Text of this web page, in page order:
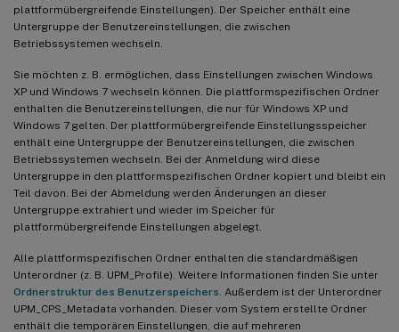
plattformübergreifende Einstellungen). Der Speicher enthält eine
Untergruppe der Benutzereinstellungen, die zwischen
Betriebssystemen wechseln.
Sie möchten z. B. ermöglichen, dass Einstellungen zwischen Windows
XP und Windows 7 wechseln können. Die plattformspezifischen Ordner
enthalten die Benutzereinstellungen, die nur für Windows XP und
Windows 7 gelten. Der plattformübergreifende Einstellungsspeicher
enthält eine Untergruppe der Benutzereinstellungen, die zwischen
Betriebssystemen wechseln. Bei der Anmeldung wird diese
Untergruppe in den plattformspezifischen Ordner kopiert und bleibt ein
Teil davon. Bei der Abmeldung werden Änderungen an dieser
Untergruppe extrahiert und wieder im Speicher für
plattformübergreifende Einstellungen abgelegt.
Alle plattformspezifischen Ordner enthalten die standardmäßigen
Unterordner (z. B. UPM_Profile). Weitere Informationen finden Sie unter
Ordnerstruktur des Benutzerspeichers . Außerdem ist der Unterordner
UPM_CPS_Metadata vorhanden. Dieser vom System erstellte Ordner
enthält die temporären Einstellungen, die auf mehreren